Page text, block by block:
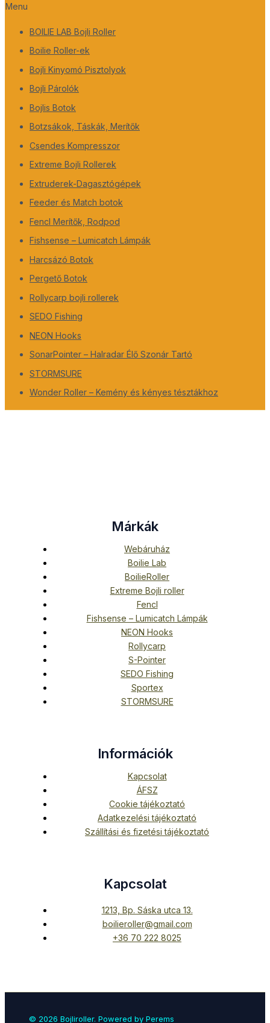
Menu
BOILIE LAB Bojli Roller
Boilie Roller-ek
Bojli Kinyomó Pisztolyok
Bojli Párolók
Bojlis Botok
Botzsákok, Táskák, Merítők
Csendes Kompresszor
Extreme Bojli Rollerek
Extruderek-Dagasztógépek
Feeder és Match botok
Fencl Merítők, Rodpod
Fishsense – Lumicatch Lámpák
Harcsázó Botok
Pergető Botok
Rollycarp bojli rollerek
SEDO Fishing
NEON Hooks
SonarPointer – Halradar Élő Szonár Tartó
STORMSURE
Wonder Roller – Kemény és kényes tésztákhoz
Márkák
Webáruház
Boilie Lab
BoilieRoller
Extreme Bojli roller
Fencl
Fishsense – Lumicatch Lámpák
NEON Hooks
Rollycarp
S-Pointer
SEDO Fishing
Sportex
STORMSURE
Információk
Kapcsolat
ÁFSZ
Cookie tájékoztató
Adatkezelési tájékoztató
Szállítási és fizetési tájékoztató
Kapcsolat
1213, Bp. Sáska utca 13.
boilieroller@gmail.com
+36 70 222 8025
© 2026 Bojliroller. Powered by Perems